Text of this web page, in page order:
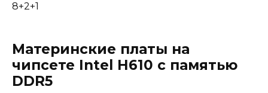
8+2+1
Материнские платы на
чипсете Intel H610 с памятью
DDR5